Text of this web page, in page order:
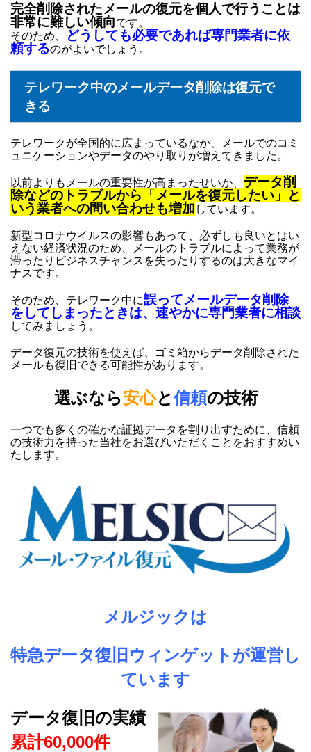
完全削除されたメールの復元を個人で行うことは
非常に難しい傾向です。
そのため、
どうしても必要であれば専門業者に依
頼するのがよいでしょう。
テレワーク中のメールデータ削除は復元で
きる
テレワークが全国的に広まっているなか、メールでのコミ
ュニケーションやデータのやり取りが増えてきました。
以前よりもメールの重要性が高まったせいか、 データ削
除などのトラブルから「メールを復元したい」と
いう業者への問い合わせも増加 しています。
新型コロナウイルスの影響もあって、必ずしも良いとはい
えない経済状況のため、メールのトラブルによって業務が
滞ったりビジネスチャンスを失ったりするのは大きなマイ
ナスです。
そのため、テレワーク中に誤ってメールデータ削除
をしてしまったときは、速やかに専門業者に相談
してみましょう。
データ復元の技術を使えば、ゴミ箱からデータ削除された
メールも復旧できる可能性があります。
選ぶなら安心と信頼の技術
一つでも多くの確かな証拠データを割り出すために、信頼
の技術力を持った当社をお選びいただくことをおすすめい
たします。
メルジックは
特急データ復旧ウィンゲットが運営し
ています
データ復旧の実績
累計60,000件